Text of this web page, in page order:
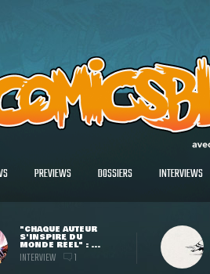
PREVIEWS DOSSIERS INTERVIEWS
"CHAQUE AUTEUR
S'INSPIRE DU
MONDE RÉEL" : ...
INTERVIEW 1